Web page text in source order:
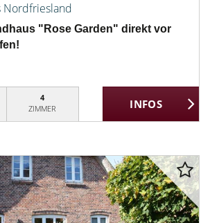
Nordfriesland
"Rose Garden" direkt vor
4
ZIMMER